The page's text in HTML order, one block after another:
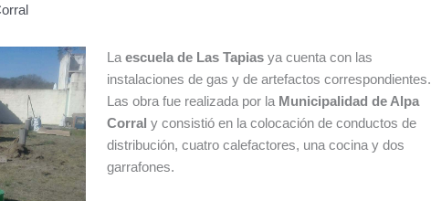
La escuela de Las Tapiasya cuenta con las
instalaciones de gas y de artefactos correspondientes.
Las obra fue realizada por la Municipalidad de Alpa
Corral y consistió en la colocación de conductos de
distribución, cuatro calefactores, una cocina y dos
garrafones.